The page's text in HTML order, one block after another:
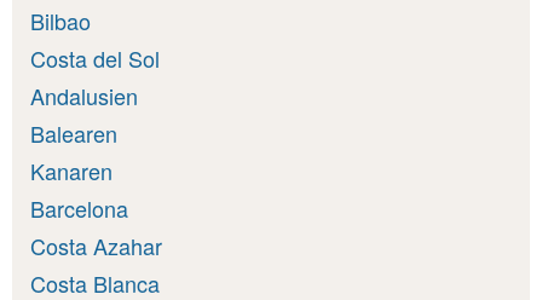
Bilbao
Costa del Sol
Andalusien
Balearen
Kanaren
Barcelona
Costa Azahar
Costa Blanca